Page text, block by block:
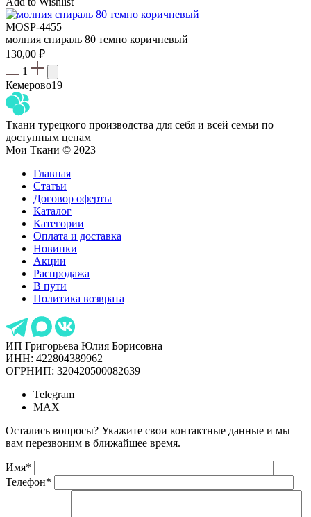
MOSP-4455
молния спираль 80 темно коричневый
130,00 ₽
1
Кемерово19
Ткани турецкого производства для себя и всей семьи по
доступным ценам
Мои Ткани © 2023
Главная
Статьи
Договор оферты
Каталог
Категории
Оплата и доставка
Новинки
Акции
Распродажа
В пути
Политика возврата
ИП Григорьева Юлия Борисовна
ИНН: 422804389962
ОГРНИП: 320420500082639
Telegram
MAX
Остались вопросы? Укажите свои контактные данные и мы
вам перезвоним в ближайшее время.
Имя*
Телефон*